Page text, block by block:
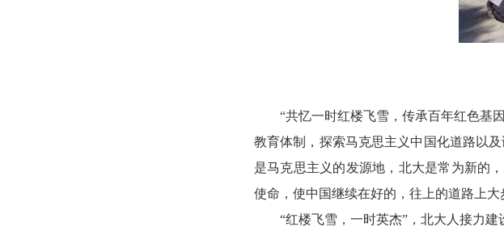
“共忆一时红楼飞雪，传承百年红色基
教育体制，探索马克思主义中国化道路以
是马克思主义的发源地，北大是常为新的
使命，使中国继续在好的，往上的道路 上大
“红楼飞雪， 一时英杰” ，北大人接力建